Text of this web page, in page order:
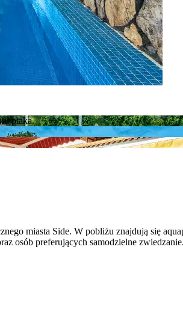
miasta Side. W pobliżu znajdują się
osób preferujących samodzielne